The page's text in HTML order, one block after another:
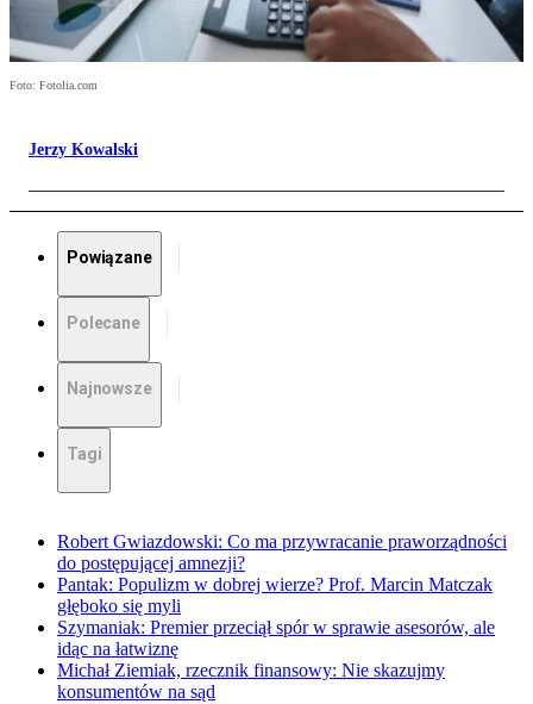
Foto: Fotolia.com
Jerzy Kowalski
Powiązane
Polecane
Najnowsze
Tagi
Robert Gwiazdowski: Co ma przywracanie praworządności
do postępującej amnezji?
Pantak: Populizm w dobrej wierze? Prof. Marcin Matczak
głęboko się myli
Szymaniak: Premier przeciął spór w sprawie asesorów, ale
idąc na łatwiznę
Michał Ziemiak, rzecznik finansowy: Nie skazujmy
konsumentów na sąd